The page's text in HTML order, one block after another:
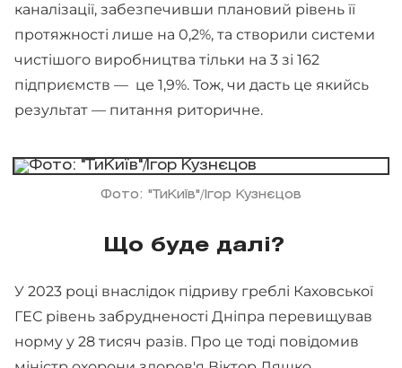
каналізації, забезпечивши плановий рівень її
протяжності лише на 0,2%, та створили системи
чистішого виробництва тільки на 3 зі 162
підприємств — це 1,9%. Тож, чи дасть це якийсь
результат — питання риторичне.
Фото: "ТиКиїв"/Ігор Кузнєцов
Що буде далі?
У 2023 році внаслідок підриву греблі Каховської
ГЕС рівень забрудненості Дніпра перевищував
норму у 28 тисяч разів. Про це тоді повідомив